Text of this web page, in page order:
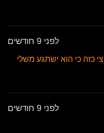
לפני 9 חודשים
כזה כי הוא ישתגע משלי
לפני 9 חודשים